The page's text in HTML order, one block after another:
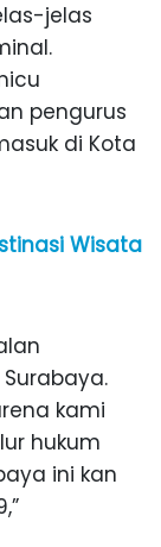
jelas
pengurus
di Kota
Wisata
kami
hukum
ini kan